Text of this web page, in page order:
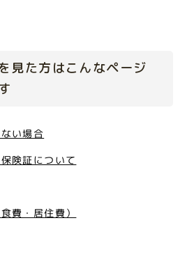
見た方はこんなページ
い場合
険証について
費・居住費）